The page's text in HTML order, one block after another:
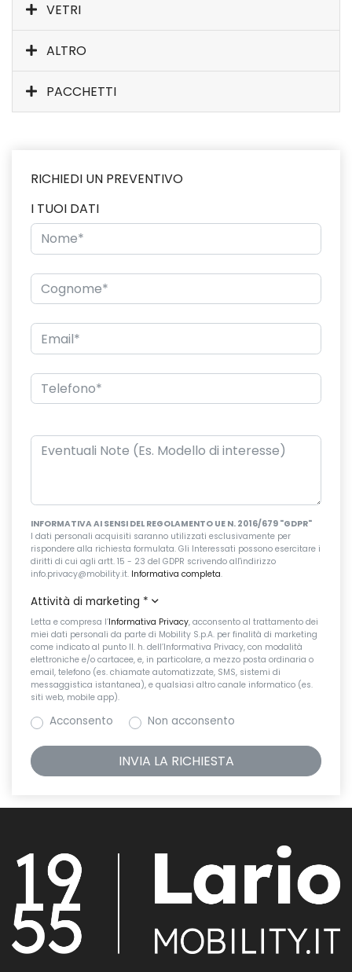
VETRI
ALTRO
PACCHETTI
RICHIEDI UN PREVENTIVO
I TUOI DATI
INFORMATIVA AI SENSI DEL REGOLAMENTO UE N. 2016/679 "GDPR"
I dati personali acquisiti saranno utilizzati esclusivamente per
rispondere alla richiesta formulata. Gli Interessati possono esercitare i
diritti di cui agli artt. 15 - 23 del GDPR scrivendo all'indirizzo
info.privacy@mobility.it. Informativa completa.
Attività di marketing *
Letta e compresa l’Informativa Privacy, acconsento al trattamento dei
miei dati personali da parte di Mobility S.p.A. per finalità di marketing
come indicato al punto II. h. dell’Informativa Privacy, con modalità
elettroniche e/o cartacee, e, in particolare, a mezzo posta ordinaria o
email, telefono (es. chiamate automatizzate, SMS, sistemi di
messaggistica istantanea), e qualsiasi altro canale informatico (es.
siti web, mobile app).
Acconsento Non acconsento